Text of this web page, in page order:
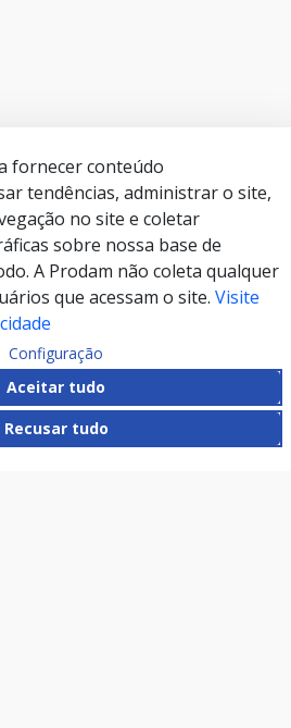
fornecer conteúdo
tendências, administrar o site,
no site e coletar
sobre nossa base de
A Prodam não coleta qualquer
que acessam o site. Visite
Configuração
Aceitar tudo
Recusar tudo